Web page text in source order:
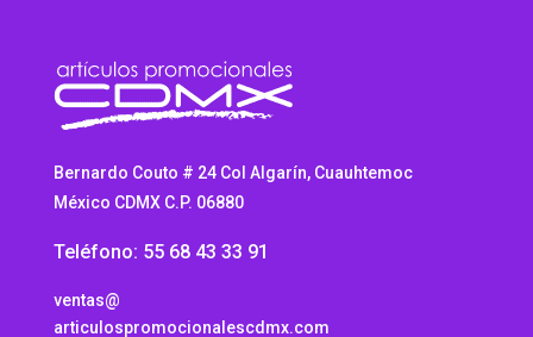
Bernardo Couto # 24 Col Algarín, Cuauhtemoc
México CDMX C.P. 06880
Teléfono: 55 68 43 33 91
ventas@
articulospromocionalescdmx.com